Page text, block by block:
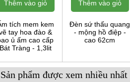
Thêm vào giỏ
tích mem kem
tay hoa đào &
ủ ấm cao cấp
Tràng - 1,3lit
Thêm vào giỏ
Đèn sứ thấu quang
- mộng hồ điệp -
cao 62cm
Sản phẩm được xem nhiều nhất